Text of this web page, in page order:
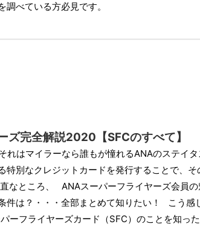
調べている方必見です。
ズ完全解説2020【SFCのすべて】
れはマイラーなら誰もが憧れるANAのステイ
特別なクレジットカードを発行することで、
なところ、 ANAスーパーフライヤーズ会員
件は？・・・全部まとめて知りたい！ こう感
ーフライヤーズカード（SFC）のことを知っ